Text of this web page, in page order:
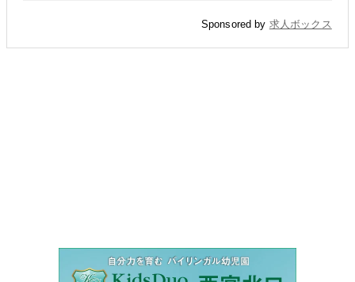
Sponsored by 求人ボックス